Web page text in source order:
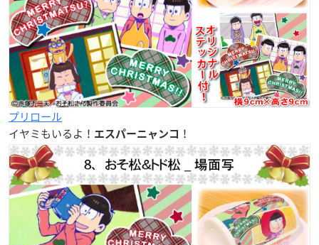
プリロール
イヤミもいるよ！ エスパーニャンコ ！